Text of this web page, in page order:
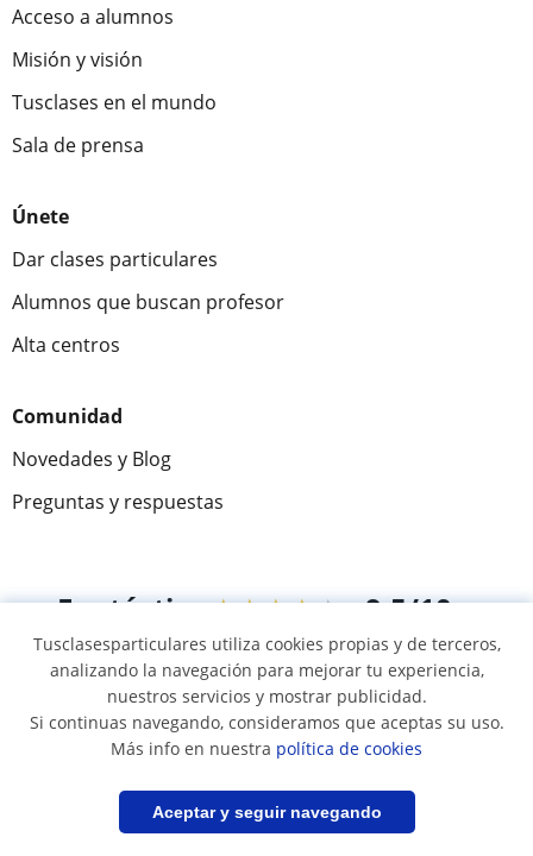
Guardar búsqueda
Acceso a alumnos
Misión y visión
Tusclases en el mundo
Sala de prensa
Únete
Dar clases particulares
Alumnos que buscan profesor
Alta centros
Comunidad
Novedades y Blog
Preguntas y respuestas
Fantástica★★★★★ 9,5/10
305915 opiniones de alumnos
© 2007 - 2026 Tus clases particulares
Mapa web:Profesores particulares
Tusclasesparticulares utiliza cookies propias y de terceros,
analizando la navegación para mejorar tu experiencia,
nuestros servicios y mostrar publicidad.
Si continuas navegando, consideramos que aceptas su uso.
Más info en nuestra política de cookies
Aceptar y seguir navegando